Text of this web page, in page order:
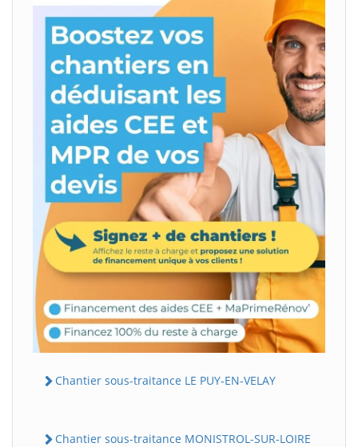
Chantier sous-traitance LE PUY-EN-VELAY
Chantier sous-traitance MONISTROL-SUR-LOIRE